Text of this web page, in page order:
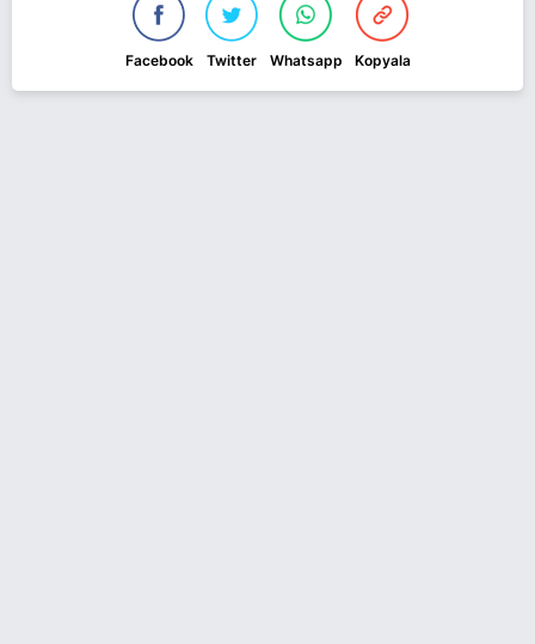
Facebook Twitter Whatsapp Kopyala